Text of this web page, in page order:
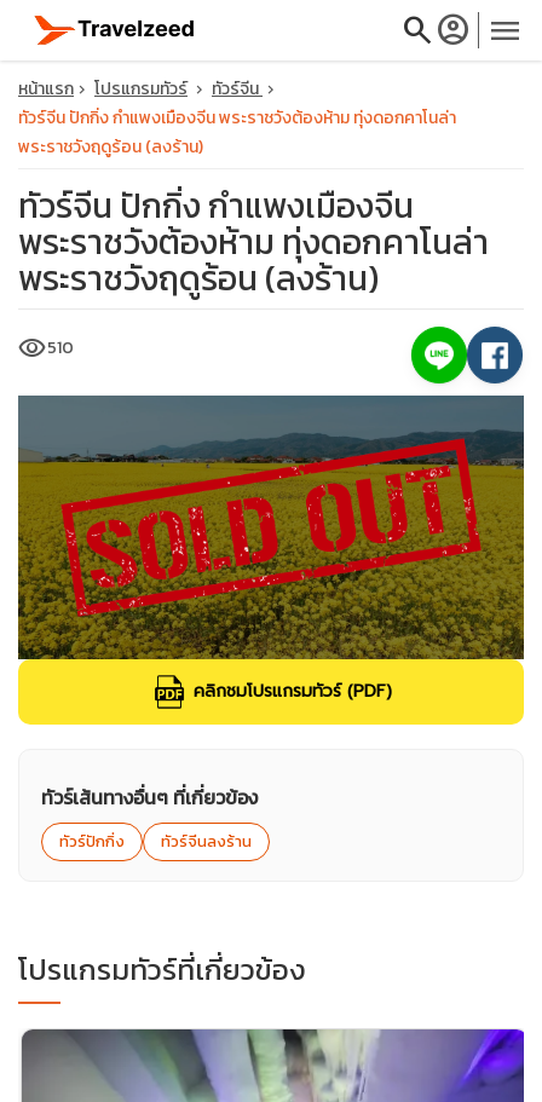
searchaccount_circle menu
travel_explore
calendar_month
หน้าแรก โปรแกรมทัวร์
ทัวร์จีน
ทัวร์จีน ปักกิ่ง กำแพงเมืองจีน พระราชวังต้องห้าม ทุ่งดอกคาโนล่า
พระราชวังฤดูร้อน (ลงร้าน)
ทัวร์จีน ปักกิ่ง กำแพงเมืองจีน
พระราชวังต้องห้าม ทุ่งดอกคาโนล่า
พระราชวังฤดูร้อน (ลงร้าน)
visibility510
คลิกชมโปรแกรมทัวร์ (PDF)
ทัวร์เส้นทางอื่นๆ ที่เกี่ยวข้อง
ทัวร์ปักกิ่ง ทัวร์จีนลงร้าน
โปรแกรมทัวร์ที่เกี่ยวข้อง